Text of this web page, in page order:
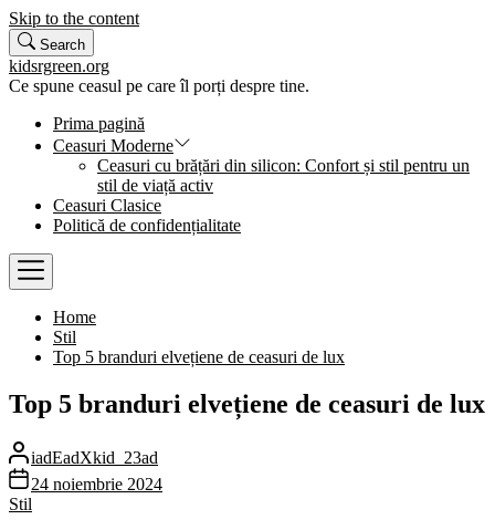
Skip to the content
Search
kidsrgreen.org
Ce spune ceasul pe care îl porți despre tine.
Prima pagină
Ceasuri Moderne
Ceasuri cu brățări din silicon: Confort și stil pentru un
stil de viață activ
Ceasuri Clasice
Politică de confidențialitate
Home
Stil
Top 5 branduri elvețiene de ceasuri de lux
Top 5 branduri elvețiene de ceasuri de lux
iadEadXkid_23ad
24 noiembrie 2024
Stil